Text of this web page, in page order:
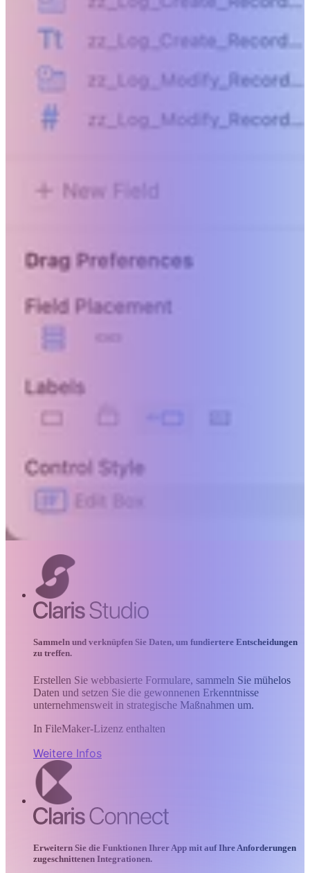
Sammeln und verknüpfen Sie Daten, um fundiertere Entscheidungen
zu treffen.
Erstellen Sie webbasierte Formulare, sammeln Sie mühelos
Daten und setzen Sie die gewonnenen Erkenntnisse
unternehmensweit in strategische Maßnahmen um.
In FileMaker-Lizenz enthalten
Weitere Infos
Erweitern Sie die Funktionen Ihrer App mit auf Ihre Anforderungen
zugeschnittenen Integrationen.